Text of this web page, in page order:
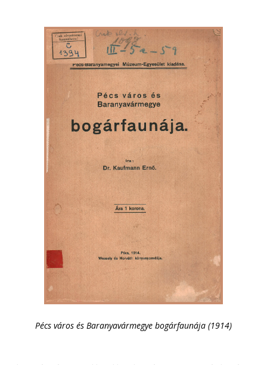
Pécs város és Baranyavármegye bogárfaunája (1914)